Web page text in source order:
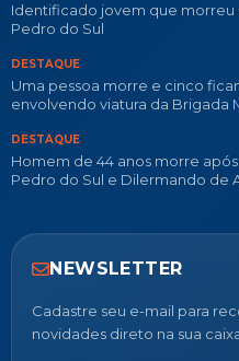
Identificado jovem que morreu
Pedro do Sul
DESTAQUE
Uma pessoa morre e cinco
envolvendo viatura da Brigada
DESTAQUE
Homem de 44 anos morre
Pedro do Sul e Dilermando de
NEWSLETTER
Cadastre seu e-mail para
novidades direto na sua